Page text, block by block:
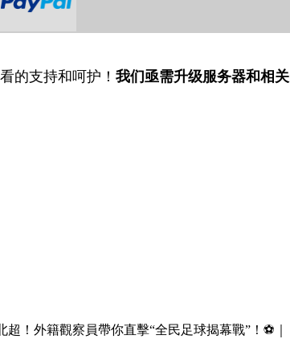
的支持和呵护！ 我们亟需升级服务器和相
超！外籍觀察員帶你直擊“全民足球揭幕戰”！⚽｜